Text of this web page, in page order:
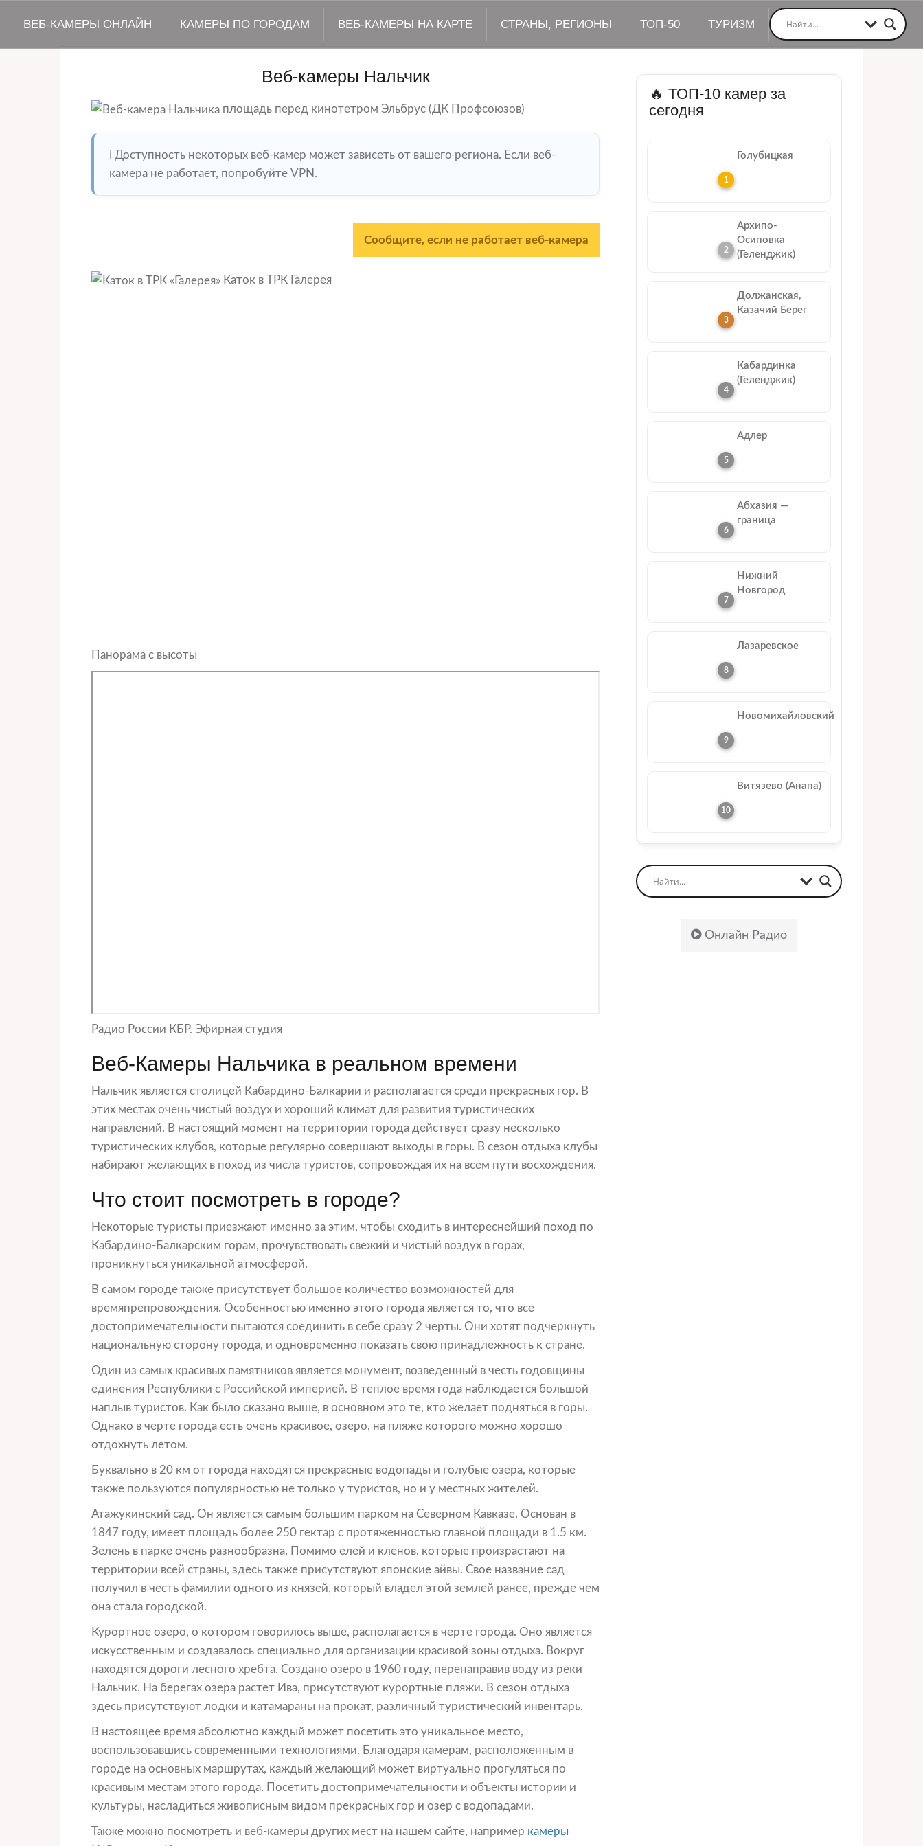
ВЕБ-КАМЕРЫ ОНЛАЙН КАМЕРЫ ПО ГОРОДАМ ВЕБ-КАМЕРЫ НА КАРТЕ СТРАНЫ, РЕГИОНЫ ТОП-50 ТУРИЗМ
Веб-камеры Нальчик
площадь перед кинотетром Эльбрус (ДК Профсоюзов)
ℹ️ Доступность некоторых веб-камер может зависеть от вашего региона. Если веб-
камера не работает, попробуйте VPN.
Сообщите, если не работает веб-камера
Каток в ТРК Галерея
Панорама с высоты
Радио России КБР. Эфирная студия
Веб-Камеры Нальчика в реальном времени
Нальчик является столицей Кабардино-Балкарии и располагается среди прекрасных гор. В
этих местах очень чистый воздух и хороший климат для развития туристических
направлений. В настоящий момент на территории города действует сразу несколько
туристических клубов, которые регулярно совершают выходы в горы. В сезон отдыха клубы
набирают желающих в поход из числа туристов, сопровождая их на всем пути восхождения.
Что стоит посмотреть в городе?
Некоторые туристы приезжают именно за этим, чтобы сходить в интереснейший поход по
Кабардино-Балкарским горам, прочувствовать свежий и чистый воздух в горах,
проникнуться уникальной атмосферой.
В самом городе также присутствует большое количество возможностей для
времяпрепровождения. Особенностью именно этого города является то, что все
достопримечательности пытаются соединить в себе сразу 2 черты. Они хотят подчеркнуть
национальную сторону города, и одновременно показать свою принадлежность к стране.
Один из самых красивых памятников является монумент, возведенный в честь годовщины
единения Республики с Российской империей. В теплое время года наблюдается большой
наплыв туристов. Как было сказано выше, в основном это те, кто желает подняться в горы.
Однако в черте города есть очень красивое, озеро, на пляже которого можно хорошо
отдохнуть летом.
Буквально в 20 км от города находятся прекрасные водопады и голубые озера, которые
также пользуются популярностью не только у туристов, но и у местных жителей.
Атажукинский сад. Он является самым большим парком на Северном Кавказе. Основан в
1847 году, имеет площадь более 250 гектар с протяженностью главной площади в 1.5 км.
Зелень в парке очень разнообразна. Помимо елей и кленов, которые произрастают на
территории всей страны, здесь также присутствуют японские айвы. Свое название сад
получил в честь фамилии одного из князей, который владел этой землей ранее, прежде чем
она стала городской.
Курортное озеро, о котором говорилось выше, располагается в черте города. Оно является
искусственным и создавалось специально для организации красивой зоны отдыха. Вокруг
находятся дороги лесного хребта. Создано озеро в 1960 году, перенаправив воду из реки
Нальчик. На берегах озера растет Ива, присутствуют курортные пляжи. В сезон отдыха
здесь присутствуют лодки и катамараны на прокат, различный туристический инвентарь.
В настоящее время абсолютно каждый может посетить это уникальное место,
воспользовавшись современными технологиями. Благодаря камерам, расположенным в
городе на основных маршрутах, каждый желающий может виртуально прогуляться по
красивым местам этого города. Посетить достопримечательности и объекты истории и
культуры, насладиться живописным видом прекрасных гор и озер с водопадами.
Также можно посмотреть и веб-камеры других мест на нашем сайте, например камеры
🔥 ТОП-10 камер за
сегодня
Голубицкая
Архипо-
Осиповка
(Геленджик)
Должанская,
Казачий Берег
Кабардинка
(Геленджик)
Адлер
Абхазия —
граница
Нижний
Новгород
Лазаревское
Новомихайловский
Витязево (Анапа)
Онлайн Радио